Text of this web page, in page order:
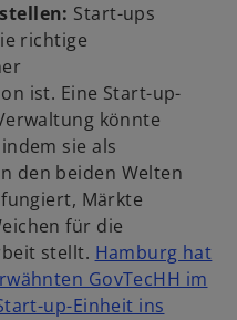
Start-ups
richtige
ist. Eine Start-up-
könnte
sie als
den beiden Welten
fungiert, Märkte
für die
stellt. Hamburg hat
GovTecHH im
up-Einheit ins